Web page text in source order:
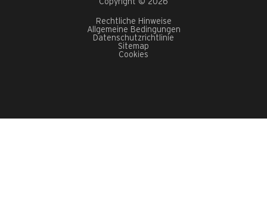
Copyright © 2026
Rechtliche Hinweise
Allgemeine Bedingungen
Datenschutzrichtlinie
Sitemap
Cookies